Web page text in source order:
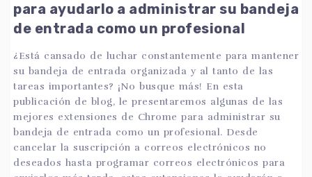
para ayudarlo a administrar su bandeja
de entrada como un profesional
¿Está cansado de luchar constantemente para mantener
su bandeja de entrada organizada y al tanto de las
tareas importantes? ¡No busque más! En esta
publicación de blog, le presentaremos algunas de las
mejores extensiones de Chrome para administrar su
bandeja de entrada como un profesional. Desde
cancelar la suscripción a correos electrónicos no
deseados hasta programar correos electrónicos para